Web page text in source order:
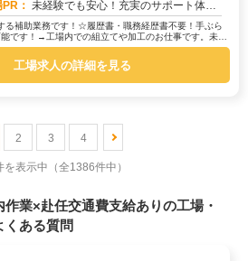
： 未経験でも安心！充実のサポート体制で新しい一歩を踏み出せます！☆幅広い年代の男女が活躍中！20代、30代、40代と...
る補助業務です！☆履歴書・職務経歴書不要！手ぶら
です！→工場内での組立てや加工のお仕事です。未経
工場求人の詳細を見る
2 3 4
を表示中 （全1386件中）
業×赴任交通費支給ありの工場・
くある質問